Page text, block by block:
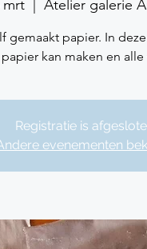
mrt
  |
Atelier galerie
gemaakt papier. In
kan maken en
Registratie is
evenementen